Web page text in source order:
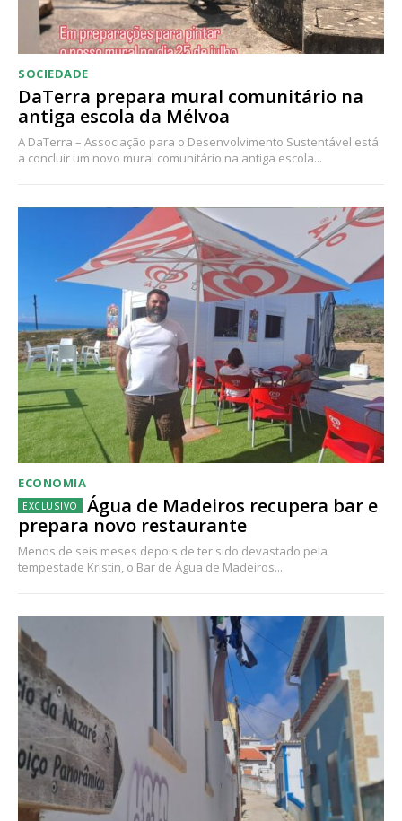
SOCIEDADE
DaTerra prepara mural comunitário na
antiga escola da Mélvoa
A DaTerra – Associação para o Desenvolvimento Sustentável está
a concluir um novo mural comunitário na antiga escola...
ECONOMIA
Água de Madeiros recupera bar e
prepara novo restaurante
Menos de seis meses depois de ter sido devastado pela
tempestade Kristin, o Bar de Água de Madeiros...